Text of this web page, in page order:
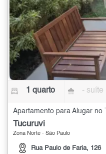
1 quarto - suíte
Apartamento para Alugar no
Tucuruvi
Zona Norte - São Paulo
Rua Paulo de Faria, 126